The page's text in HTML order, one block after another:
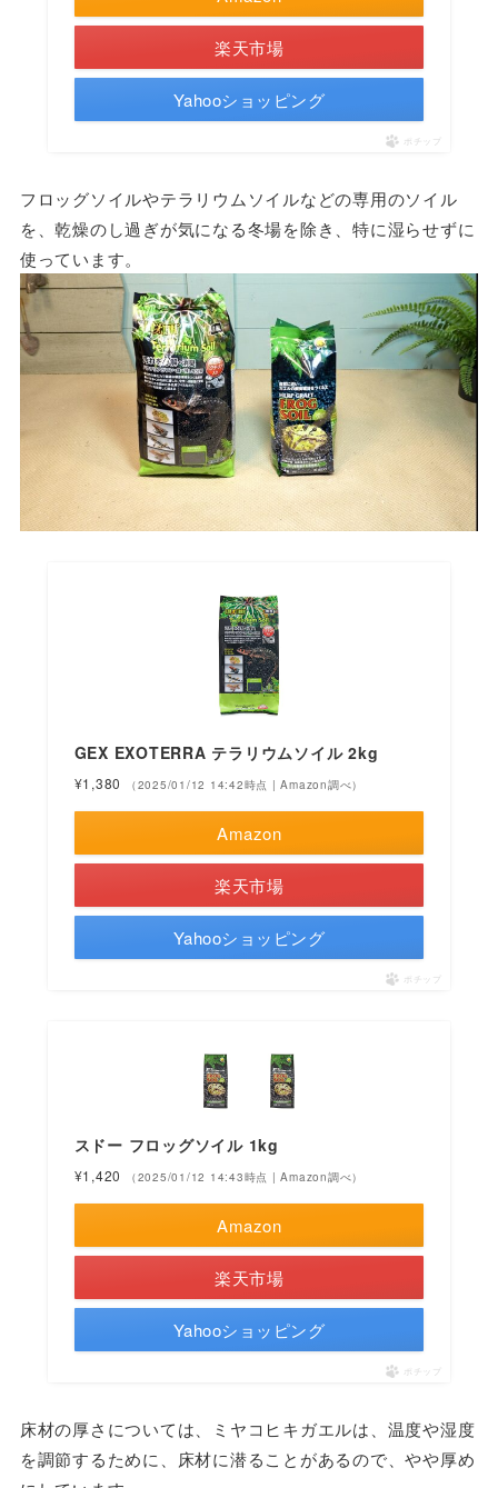
楽天市場
Yahooショッピング
ポチップ
フロッグソイルやテラリウムソイルなどの専用のソイル
を、乾燥のし過ぎが気になる冬場を除き、特に湿らせずに
使っています。
GEX EXOTERRA テラリウムソイル 2kg
¥1,380 （2025/01/12 14:42時点 | Amazon調べ）
Amazon
楽天市場
Yahooショッピング
ポチップ
スドー フロッグソイル 1kg
¥1,420 （2025/01/12 14:43時点 | Amazon調べ）
Amazon
楽天市場
Yahooショッピング
ポチップ
床材の厚さについては、ミヤコヒキガエルは、温度や湿度
を調節するために、床材に潜ることがあるので、やや厚め